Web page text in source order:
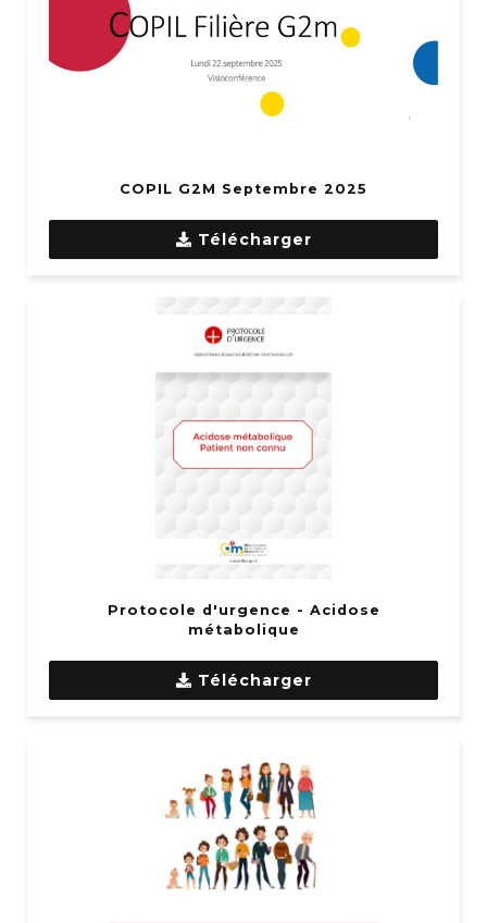
COPIL G2M Septembre 2025
Télécharger
Protocole d'urgence - Acidose
métabolique
Télécharger